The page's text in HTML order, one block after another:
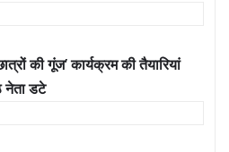
की गूंज’ कार्यक्रम की तैयारियां
नेता डटे